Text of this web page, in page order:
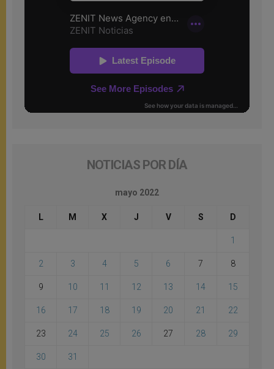
NOTICIAS POR DÍA
mayo 2022
L M X J V S D
1
2 3 4 5 6 7 8
9 10 11 12 13 14 15
16 17 18 19 20 21 22
23 24 25 26 27 28 29
30 31